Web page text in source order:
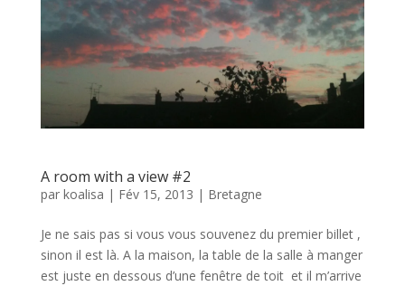
A room with a view #2
par koalisa | Fév 15, 2013 | Bretagne
Je ne sais pas si vous vous souvenez du premier billet ,
sinon il est là. A la maison, la table de la salle à manger
est juste en dessous d’une fenêtre de toit et il m’arrive